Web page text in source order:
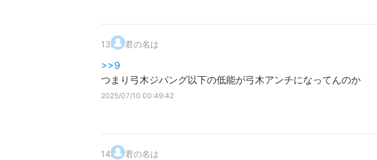
13. 君の名は
>>9
つまり弓木ジパング以下の低能が弓木アンチになってんのか
2025/07/10 00:49:42
14. 君の名は